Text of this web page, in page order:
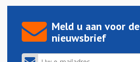
Meld u aan voor de
nieuwsbrief